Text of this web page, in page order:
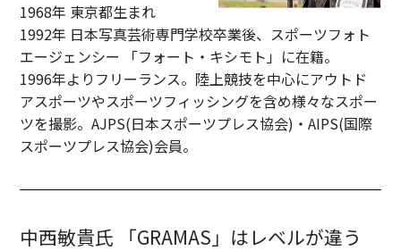
1968年 東京都生まれ
1992年 日本写真芸術専門学校卒業後、スポーツフォト
エージェンシー 「フォート・キシモト」に在籍。
1996年よりフリーランス。陸上競技を中心にアウトド
アスポーツやスポーツフィッシングを含め様々なスポー
ツを撮影。AJPS(日本スポーツプレス協会)・AIPS(国際
スポーツプレス協会)会員。
中西敏貴氏 「GRAMAS」はレベルが違う